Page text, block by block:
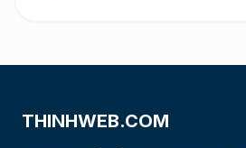
THINHWEB.COM